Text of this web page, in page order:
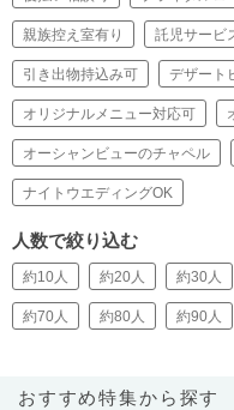
親族控え室有り 託児サービ
引き出物持込み可 デザート
オリジナルメニュー対応可
オーシャンビューのチャペル
ナイトウエディングOK
人数で絞り込む
約10人 約20人 約30人
約70人 約80人 約90人
おすすめ特集から探す